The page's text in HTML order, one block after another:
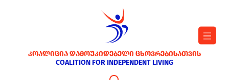
ᲙᲝᲐᲚᲘᲪᲘᲐ ᲓᲐᲛᲝᲣᲙᲘᲓᲔᲑᲔᲚᲘ ᲪᲮᲝᲕᲠᲔᲑᲘᲡᲐᲗᲕᲘᲡ
COALITION FOR INDEPENDENT LIVING